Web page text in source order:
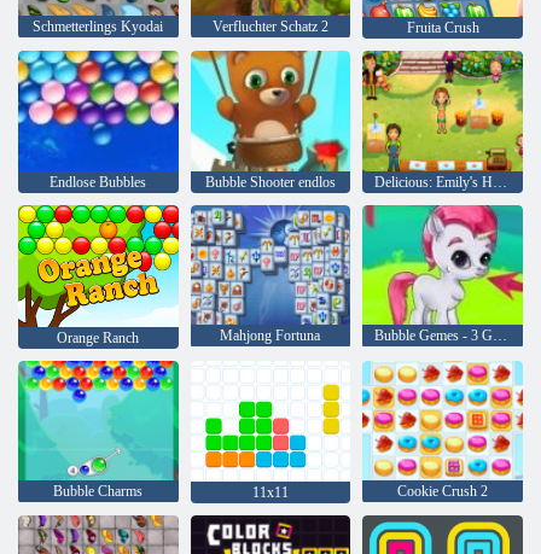
Schmetterlings Kyodai Verfluchter Schatz 2 Fruita Crush
Endlose Bubbles Bubble Shooter endlos Delicious: Emily's Home, Sweet Home
Orange Ranch Mahjong Fortuna Bubble Gemes - 3 Gewinnt
Bubble Charms 11x11 Cookie Crush 2